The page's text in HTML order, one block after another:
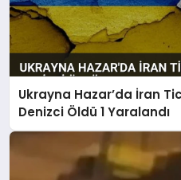
Ukrayna Hazar’da İran
Denizci Öldü 1 Yaralandı